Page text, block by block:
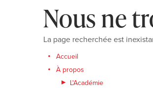
Nous ne
La page recherchée est
Accueil
À propos
L'Académie